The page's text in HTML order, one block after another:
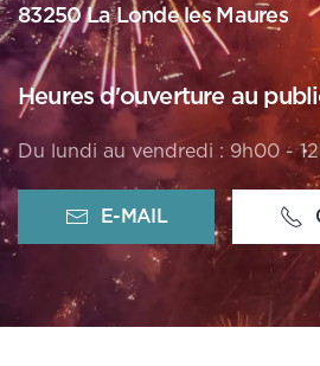
83250 La Londe les Maures
Heures d'ouverture au
Du lundi au vendredi : 9h00 -
E-MAIL